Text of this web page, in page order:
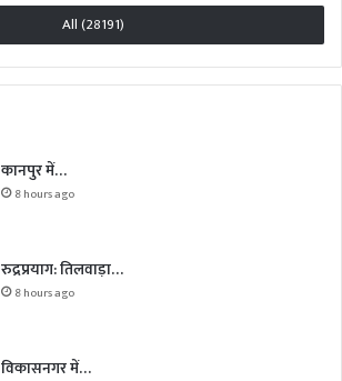
All (28191)
कानपुर में…
8 hours ago
रुद्रप्रयाग: तिलवाड़ा…
8 hours ago
विकासनगर में…